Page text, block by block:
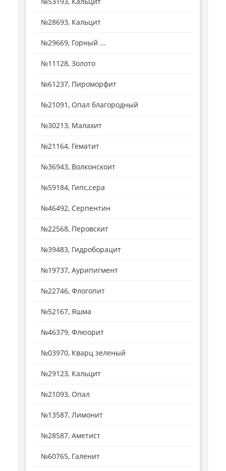
№28693, Кальцит
№29669, Горный ...
№11128, Золото
№61237, Пироморфит
№21091, Опал благородный
№30213, Малахит
№21164, Гематит
№36943, Волконскоит
№59184, Гипс,сера
№46492, Серпентин
№22568, Перовскит
№39483, Гидроборацит
№19737, Аурипигмент
№22746, Флогопит
№52167, Яшма
№46379, Флюорит
№03970, Кварц зеленый
№29123, Кальцит
№21093, Опал
№13587, Лимонит
№28587, Аметист
№60765, Галенит